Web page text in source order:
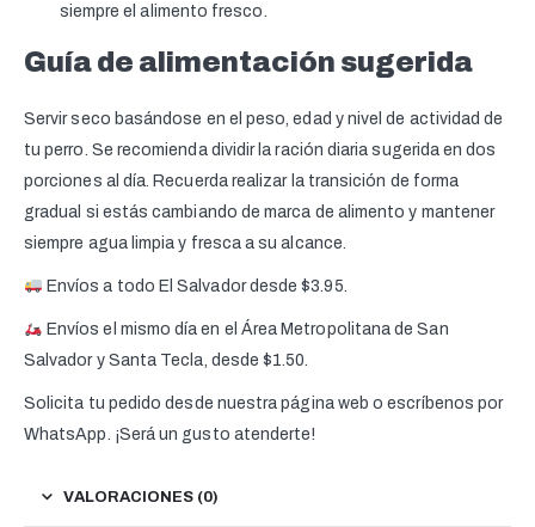
siempre el alimento fresco.
Guía de alimentación sugerida
Servir seco basándose en el peso, edad y nivel de actividad de
tu perro. Se recomienda dividir la ración diaria sugerida en dos
porciones al día. Recuerda realizar la transición de forma
gradual si estás cambiando de marca de alimento y mantener
siempre agua limpia y fresca a su alcance.
Envíos a todo El Salvador desde $3.95.
Envíos el mismo día en el Área Metropolitana de San
Salvador y Santa Tecla, desde $1.50.
Solicita tu pedido desde nuestra página web o escríbenos por
WhatsApp. ¡Será un gusto atenderte!
VALORACIONES (0)